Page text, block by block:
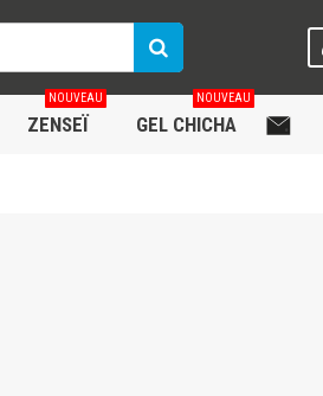
ZENSEÏ
NOUVEAU
GEL CHICHA
NOUVEAU
.